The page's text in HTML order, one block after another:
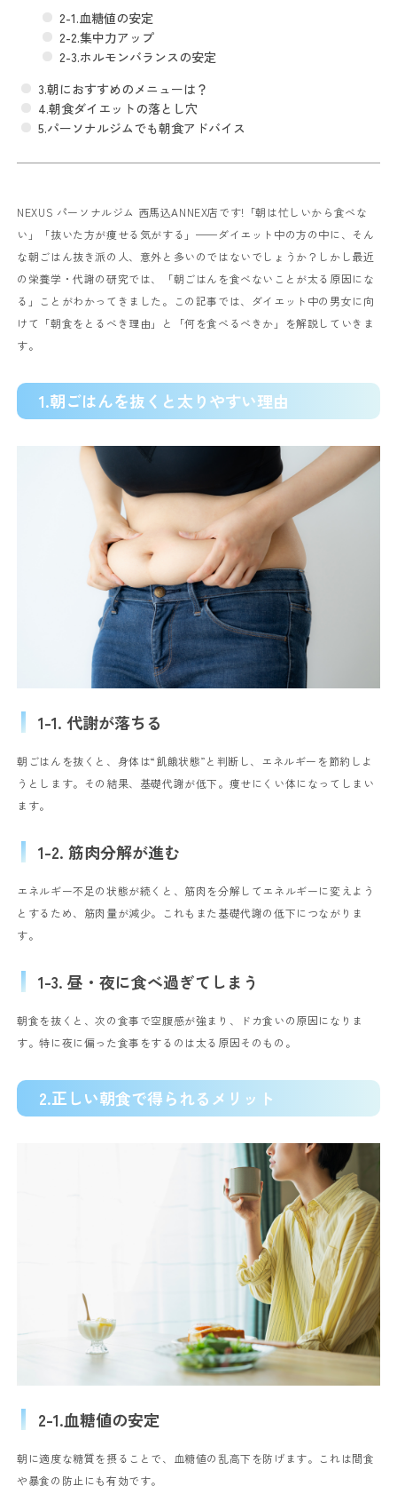
2-1.血糖値の安定
2-2.集中力アップ
2-3.ホルモンバランスの安定
3.朝におすすめのメニューは？
4.朝食ダイエットの落とし穴
5.パーソナルジムでも朝食アドバイス
NEXUS パーソナルジム 西馬込ANNEX店です!「朝は忙しいから食べな
い」「抜いた方が痩せる気がする」——ダイエット中の方の中に、そん
な朝ごはん抜き派の人、意外と多いのではないでしょうか？しかし最近
の栄養学・代謝の研究では、「朝ごはんを食べないことが太る原因にな
る」ことがわかってきました。この記事では、ダイエット中の男女に向
けて「朝食をとるべき理由」と「何を食べるべきか」を解説していきま
す。
1.朝ごはんを抜くと太りやすい理由
1-1. 代謝が落ちる
朝ごはんを抜くと、身体は“飢餓状態”と判断し、エネルギーを節約しよ
うとします。その結果、基礎代謝が低下。痩せにくい体になってしまい
ます。
1-2. 筋肉分解が進む
エネルギー不足の状態が続くと、筋肉を分解してエネルギーに変えよう
とするため、筋肉量が減少。これもまた基礎代謝の低下につながりま
す。
1-3. 昼・夜に食べ過ぎてしまう
朝食を抜くと、次の食事で空腹感が強まり、ドカ食いの原因になりま
す。特に夜に偏った食事をするのは太る原因そのもの。
2.正しい朝食で得られるメリット
2-1.血糖値の安定
朝に適度な糖質を摂ることで、血糖値の乱高下を防げます。これは間食
や暴食の防止にも有効です。